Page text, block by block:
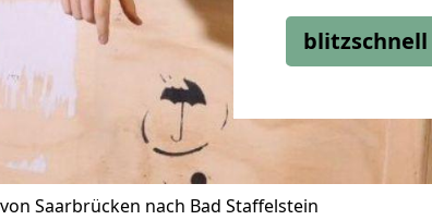
Saarbrücken nach Bad Staffelstein